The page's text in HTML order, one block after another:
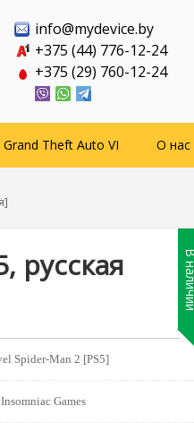
info@mydevice.by
+375 (44) 776-12-24
+375 (29) 760-12-24
Grand Theft Auto VI О нас
русская
Spider-Man 2 [PS5]
Insomniac Games
В наличии